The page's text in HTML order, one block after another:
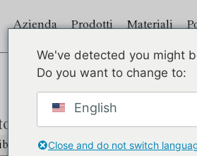
Azienda Prodotti Materiali
GHISOLFA
trovate un elenco di tutti
Immagini Disegni tecnici
We've detected you might
Do you want to change to:
English
Close and do not switch